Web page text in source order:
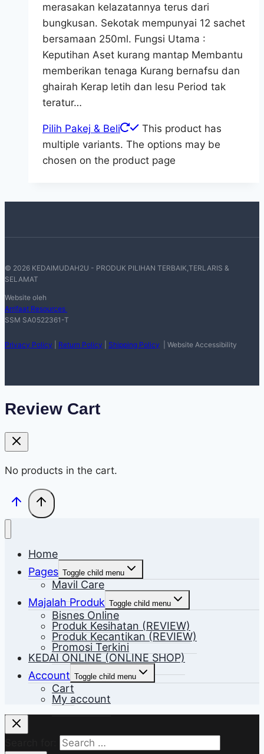
merasakan kelazatannya terus dari
bungkusan. Sekotak mempunyai 12 sachet
bersamaan 250ml. Fungsi Utama :
Keputihan Aset kurang mantap Membantu
memberikan tenaga Kurang bernafsu dan
ghairah Kerap letih dan lesu Period tak
teratur…
Pilih Pakej & Beli
This product has
multiple variants. The options may be
chosen on the product page
© 2026 KEDAIMUDAH2U - PRODUK PILIHAN TERBAIK,TERLARIS &
SELAMAT
Website oleh
Arrifaat Resources
SSM SA0522361-T
Privacy Policy Return Policy Shipping Policy | Website Accessibility
Review Cart
No products in the cart.
Home
Pages Toggle child menu
Mavil Care
Majalah Produk Toggle child menu
Bisnes Online
Produk Kesihatan (REVIEW)
Produk Kecantikan (REVIEW)
Promosi Terkini
KEDAI ONLINE (ONLINE SHOP)
Account Toggle child menu
Cart
My account